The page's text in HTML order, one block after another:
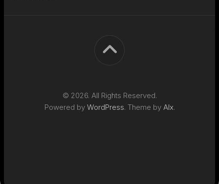
© 2026. All Rights Reserved.
Powered by WordPress. Theme by Alx.